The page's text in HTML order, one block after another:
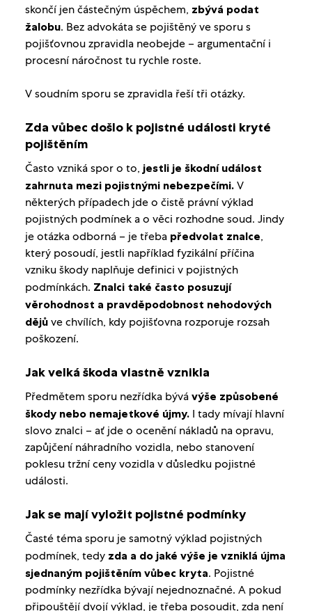
skončí jen částečným úspěchem, zbývá podat
žalobu. Bez advokáta se pojištěný ve sporu s
pojišťovnou zpravidla neobejde – argumentační i
procesní náročnost tu rychle roste.
V soudním sporu se zpravidla řeší tři otázky.
Zda vůbec došlo k pojistné události kryté
pojištěním
Často vzniká spor o to, jestli je škodní událost
zahrnuta mezi pojistnými nebezpečími.V
některých případech jde o čistě právní výklad
pojistných podmínek a o věci rozhodne soud. Jindy
je otázka odborná – je třebapředvolat znalce,
který posoudí, jestli například fyzikální příčina
vzniku škody naplňuje definici v pojistných
podmínkách. Znalci také často posuzují
věrohodnost a pravděpodobnost nehodových
dějů ve chvílích, kdy pojišťovna rozporuje rozsah
poškození.
Jak velká škoda vlastně vznikla
Předmětem sporu nezřídka bývá výše způsobené
škody nebo nemajetkové újmy. I tady mívají hlavní
slovo znalci – ať jde o ocenění nákladů na opravu,
zapůjčení náhradního vozidla, nebo stanovení
poklesu tržní ceny vozidla v důsledku pojistné
události.
Jak se mají vyložit pojistné podmínky
Časté téma sporu je samotný výklad pojistných
podmínek, tedy zda a do jaké výše je vzniklá újma
sjednaným pojištěním vůbec kryta. Pojistné
podmínky nezřídka bývají nejednoznačné. A pokud
připouštějí dvojí výklad, je třeba posoudit, zda není